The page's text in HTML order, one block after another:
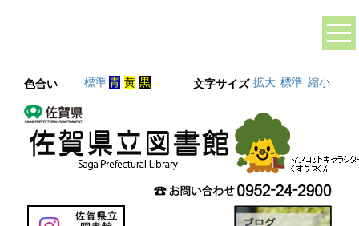
色合い 標準青 黄 黒 文字サイズ 拡大 標準 縮小